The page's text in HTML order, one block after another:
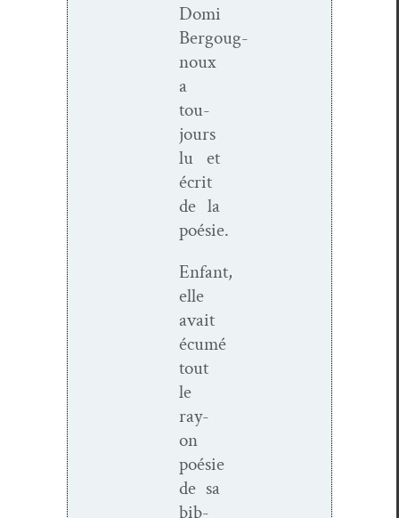
Domi
Bergoug­
noux
a
tou­
jours
lu et
écrit
de la
poésie.
Enfant,
elle
avait
écumé
tout
le
ray­
on
poésie
de sa
bib­